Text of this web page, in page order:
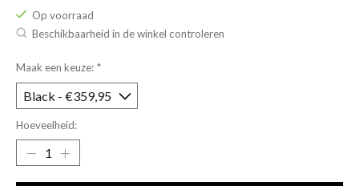
Op voorraad
Beschikbaarheid in de winkel controleren
Maak een keuze: *
Hoeveelheid: